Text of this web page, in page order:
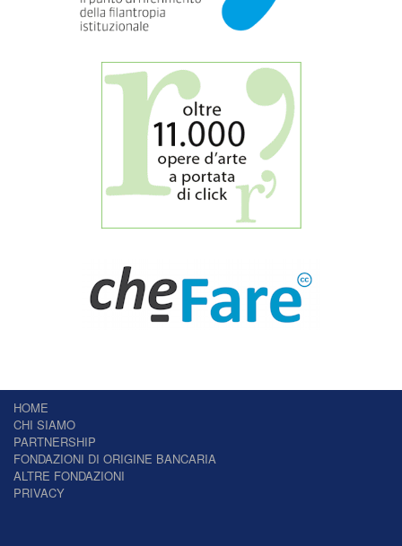
HOME
CHI SIAMO
PARTNERSHIP
FONDAZIONI DI ORIGINE BANCARIA
ALTRE FONDAZIONI
PRIVACY